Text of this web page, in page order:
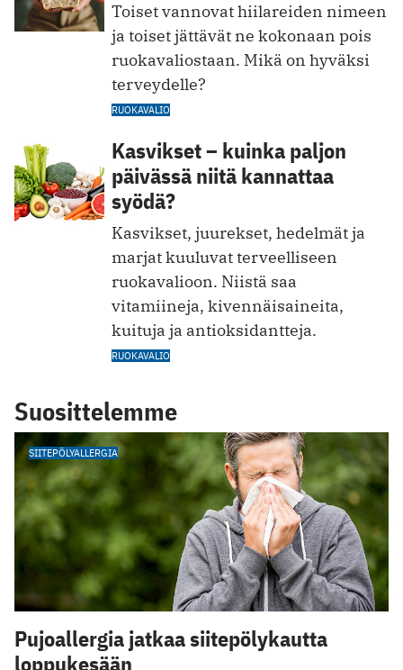
Toiset vannovat hiilareiden nimeen
ja toiset jättävät ne kokonaan pois
ruokavaliostaan. Mikä on hyväksi
terveydelle?
RUOKAVALIO
Kasvikset – kuinka paljon
päivässä niitä kannattaa
syödä?
Kasvikset, juurekset, hedelmät ja
marjat kuuluvat terveelliseen
ruokavalioon. Niistä saa
vitamiineja, kivennäisaineita,
kuituja ja antioksidantteja.
RUOKAVALIO
Suosittelemme
SIITEPÖLYALLERGIA
Pujoallergia jatkaa siitepölykautta
loppukesään